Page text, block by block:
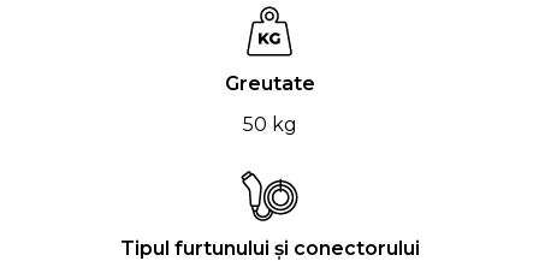
Greutate
50 kg
Tipul furtunului și conectorului